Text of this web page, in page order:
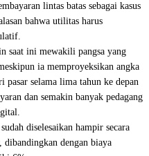
lintas batas sebagai kasus
bahwa utilitas harus
saat ini mewakili pangsa yang
ia memproyeksikan angka
pasar selama lima tahun ke depan
dan semakin banyak pedagang
diselesaikan hampir secara
dibandingkan dengan biaya